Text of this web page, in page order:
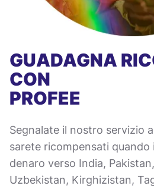
GUADAGNA
CON
PROFEE
Segnalate il nostro servizio
sarete ricompensati quando
denaro verso India,
Uzbekistan, Kirghizistan,